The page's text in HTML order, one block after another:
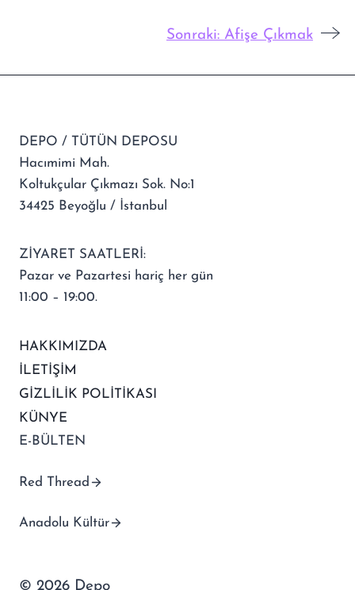
Sonraki: Afişe Çıkmak
DEPO / TÜTÜN DEPOSU
Hacımimi Mah.
Koltukçular Çıkmazı Sok. No:1
34425 Beyoğlu / İstanbul
ZİYARET SAATLERİ:
Pazar ve Pazartesi hariç her gün
11:00 – 19:00.
HAKKIMIZDA
İLETİŞİM
GİZLİLİK POLİTİKASI
KÜNYE
E-BÜLTEN
Red Thread
Anadolu Kültür
© 2026 Depo